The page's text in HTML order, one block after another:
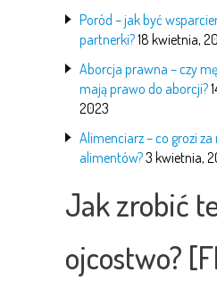
Poród – jak być
partnerki?18 kwietnia,
Aborcja prawna – czy
mają prawo do aborcji?
2023
Alimenciarz – co grozi za
alimentów?3 kwietnia,
Jak zrobić
ojcostwo?